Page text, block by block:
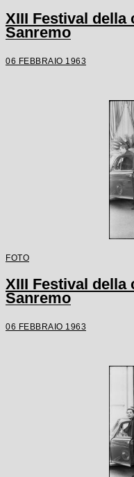
XIII Festival della
Sanremo
06 FEBBRAIO 1963
FOTO
XIII Festival della
Sanremo
06 FEBBRAIO 1963